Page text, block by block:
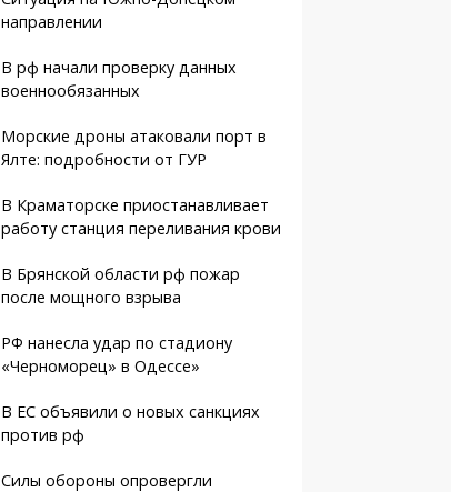
направлении
В рф начали проверку данных
военнообязанных
Морские дроны атаковали порт в
Ялте: подробности от ГУР
В Краматорске приостанавливает
работу станция переливания крови
В Брянской области рф пожар
после мощного взрыва
РФ нанесла удар по стадиону
«Черноморец» в Одессе»
В ЕС объявили о новых санкциях
против рф
Силы обороны опровергли